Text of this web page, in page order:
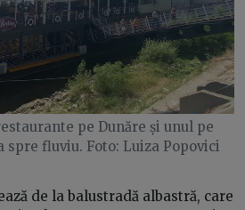
pe Dunăre și unul pe
spre fluviu. Foto: Luiza Popovici
de la balustradă albastră, care